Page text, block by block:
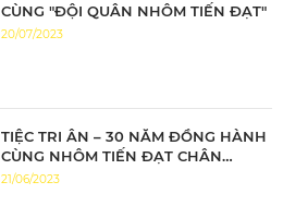
CÙNG "ĐỘI QUÂN NHÔM TIẾN ĐẠT"
20/07/2023
TIỆC TRI ÂN – 30 NĂM ĐỒNG HÀNH
CÙNG NHÔM TIẾN ĐẠT CHÂN
THÀNH TRI ÂN – ĐỒNG HÀNH BỨT
21/06/2023